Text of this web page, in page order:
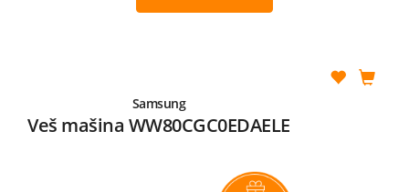
Samsung
Veš mašina WW80CGC0EDAELE